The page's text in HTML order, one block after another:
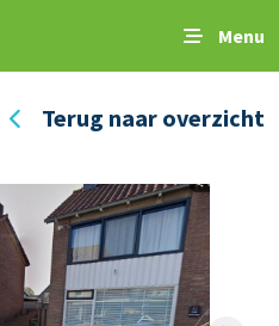
Menu
Terug naar overzicht